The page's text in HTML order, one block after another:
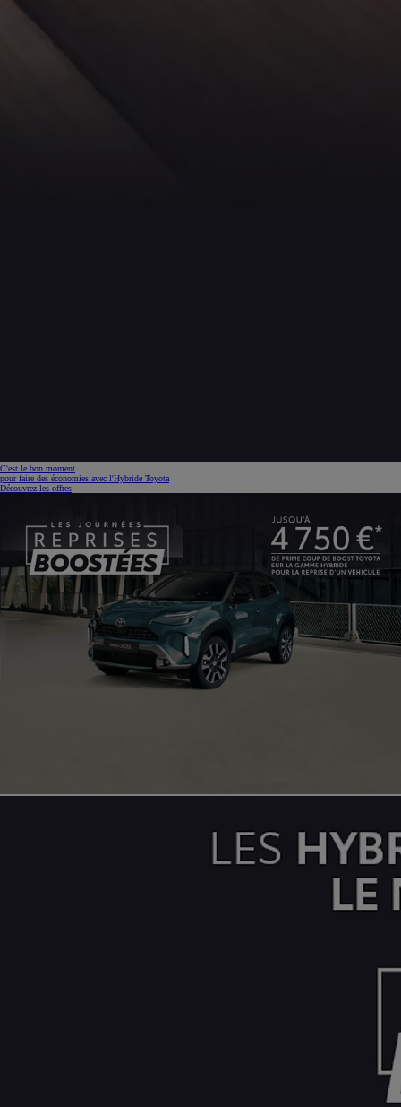
C'est le bon moment
pour faire des économies avec l'Hybride Toyota
Découvrez les offres